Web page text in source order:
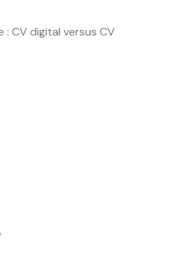
CV digital versus CV